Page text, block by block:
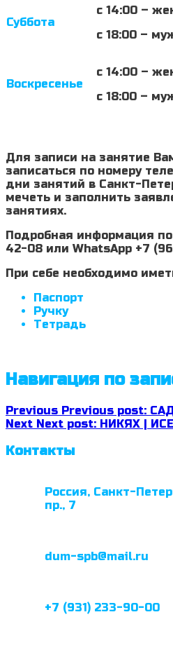
Суббота
с 14:00 –
с 18:00 –
Воскресенье
с 14:00 –
с 18:00 –
Для записи на занятие
записаться по номеру
дни занятий в Санкт-
мечеть и заполнить
занятиях.
Подробная информация
42-08 или WhatsApp +7
При себе необходимо
Паспорт
Ручку
Тетрадь
Навигация по
Previous Previous post:
Next Next post: НИКЯХ |
Контакты
Россия, Санкт-
пр., 7
dum-spb@mail.ru
+7 (931) 233-90-00